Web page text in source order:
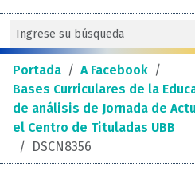
Portada / A Facebook /
Bases Curriculares de la
de análisis de Jornada de
el Centro de Tituladas UBB
/ DSCN8356